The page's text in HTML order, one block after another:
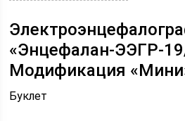
«Энцефалан-ЭЭГР-
Модификация
Буклет